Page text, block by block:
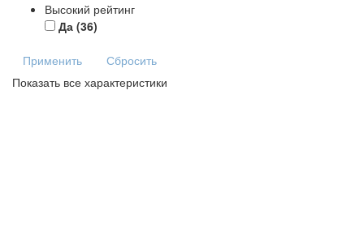
Высокий рейтинг
Да (36)
Применить
Сбросить
Показать все характеристики